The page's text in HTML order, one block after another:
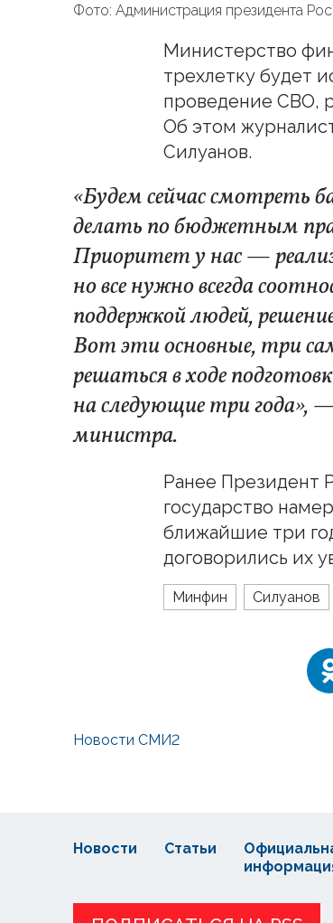
Фото: Администрация президента
Министерство
трехлетку будет
проведение СВО,
Об этом
Силуанов.
«Будем сейчас смотреть
делать по бюджетным
Приоритет у нас —
но все нужно всегда
поддержкой людей,
Вот эти основные, три
решаться в ходе
на следующие три года»,
министра.
Ранее Президент
государство
ближайшие три
договорились их
Минфин Силуанов
Новости СМИ2
Новости Статьи